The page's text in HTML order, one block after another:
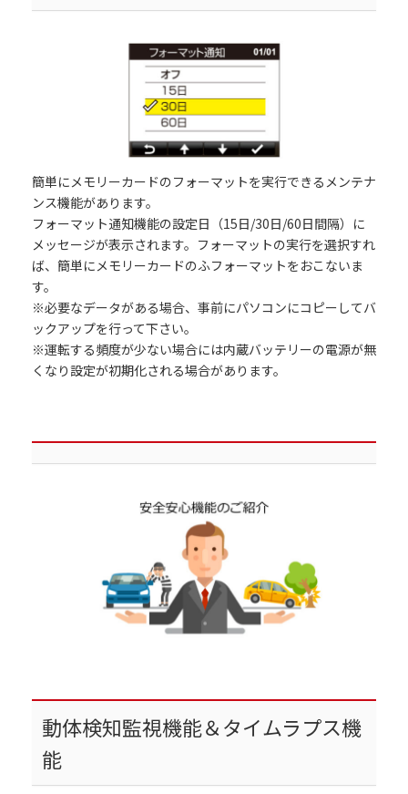
簡単にメモリーカードのフォーマットを実行できるメンテナ
ンス機能があります。
フォーマット通知機能の設定日（15日/30日/60日間隔）に
メッセージが表示されます。フォーマットの実行を選択すれ
ば、簡単にメモリーカードのふフォーマットをおこないま
す。
※必要なデータがある場合、事前にパソコンにコピーしてバ
ックアップを行って下さい。
※運転する頻度が少ない場合には内蔵バッテリーの電源が無
くなり設定が初期化される場合があります。
動体検知監視機能＆タイムラプス機
能